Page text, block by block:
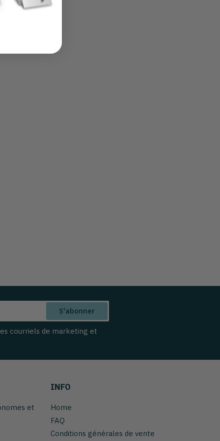
S'abonner
courriels de marketing et
et
INFO
Home
FAQ
Conditions générales de vente